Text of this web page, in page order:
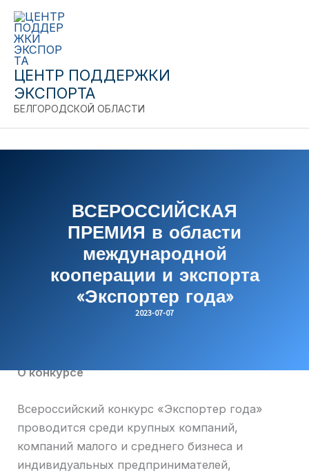
Перейти
содержимому
ЦЕНТР ПОДДЕРЖКИ
ЭКСПОРТА
БЕЛГОРОДСКОЙ ОБЛАСТИ
ВСЕРОССИЙСКАЯ
ПРЕМИЯ в области
международной
кооперации и экспорта
«Экспортер года»
2023-07-07
О конкурсе
Всероссийский конкурс «Экспортер года»
проводится среди крупных компаний,
компаний малого и среднего бизнеса и
индивидуальных предпринимателей,